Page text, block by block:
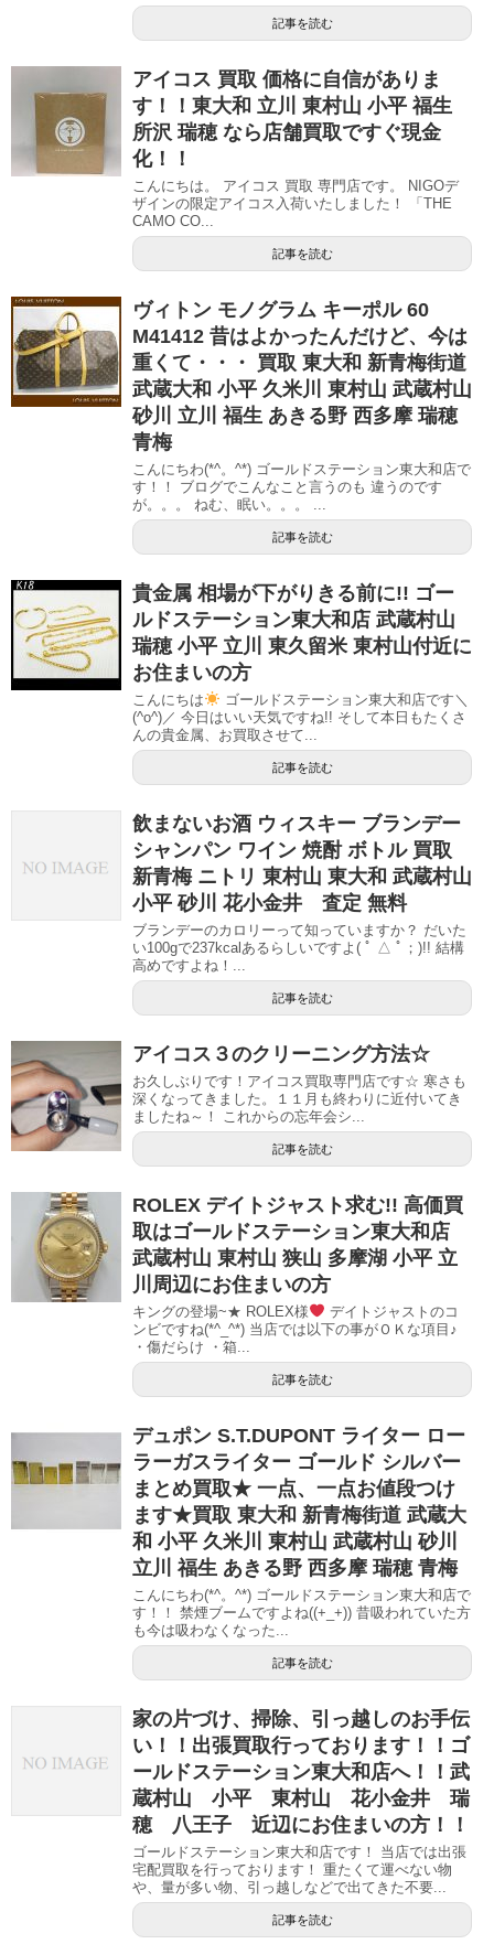
記事を読む
アイコス 買取 価格に自信がありま
す！！東大和 立川 東村山 小平 福生
所沢 瑞穂 なら店舗買取ですぐ現金
化！！
こんにちは。 アイコス 買取 専門店です。 NIGOデ
ザインの限定アイコス入荷いたしました！ 「THE
CAMO CO...
記事を読む
ヴィトン モノグラム キーポル 60
M41412 昔はよかったんだけど、今は
重くて・・・ 買取 東大和 新青梅街道
武蔵大和 小平 久米川 東村山 武蔵村山
砂川 立川 福生 あきる野 西多摩 瑞穂
青梅
こんにちわ(*^。^*) ゴールドステーション東大和店で
す！！ ブログでこんなこと言うのも 違うのです
が。。。 ねむ、眠い。。。 ...
記事を読む
貴金属 相場が下がりきる前に!! ゴー
ルドステーション東大和店 武蔵村山
瑞穂 小平 立川 東久留米 東村山付近に
お住まいの方
こんにちは
ゴールドステーション東大和店です＼
(^o^)／ 今日はいい天気ですね!! そして本日もたくさ
んの貴金属、お買取させて...
記事を読む
飲まないお酒 ウィスキー ブランデー
シャンパン ワイン 焼酎 ボトル 買取
新青梅 ニトリ 東村山 東大和 武蔵村山
小平 砂川 花小金井 査定 無料
ブランデーのカロリーって知っていますか？ だいた
い100gで237kcalあるらしいですよ( ﾟ △ ﾟ；)!! 結構
高めですよね！...
記事を読む
アイコス３のクリーニング方法☆
お久しぶりです！アイコス買取専門店です☆ 寒さも
深くなってきました。１１月も終わりに近付いてき
ましたね～！ これからの忘年会シ...
記事を読む
ROLEX デイトジャスト求む!! 高価買
取はゴールドステーション東大和店
武蔵村山 東村山 狭山 多摩湖 小平 立
川周辺にお住まいの方
キングの登場~★ ROLEX様
デイトジャストのコ
ンビですね(*^_^*) 当店では以下の事がＯＫな項目♪
・傷だらけ ・箱...
記事を読む
デュポン S.T.DUPONT ライター ロー
ラーガスライター ゴールド シルバー
まとめ買取★ 一点、一点お値段つけ
ます★買取 東大和 新青梅街道 武蔵大
和 小平 久米川 東村山 武蔵村山 砂川
立川 福生 あきる野 西多摩 瑞穂 青梅
こんにちわ(*^。^*) ゴールドステーション東大和店で
す！！ 禁煙ブームですよね((+_+)) 昔吸われていた方
も今は吸わなくなった...
記事を読む
家の片づけ、掃除、引っ越しのお手伝
い！！出張買取行っております！！ゴ
ールドステーション東大和店へ！！武
蔵村山 小平 東村山 花小金井 瑞
穂 八王子 近辺にお住まいの方！！
ゴールドステーション東大和店です！ 当店では出張
宅配買取を行っております！ 重たくて運べない物
や、量が多い物、引っ越しなどで出てきた不要...
記事を読む